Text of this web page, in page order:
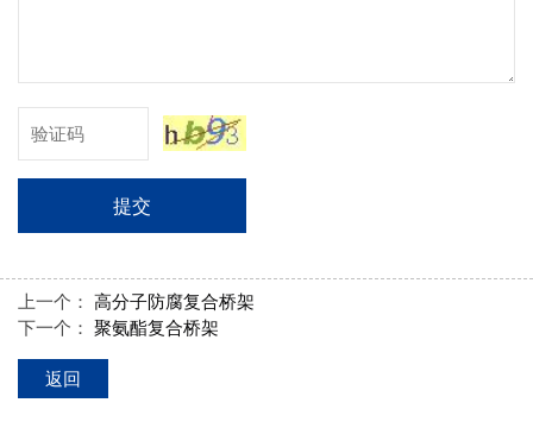
提交
上一个：高分子防腐复合桥架
下一个：聚氨酯复合桥架
返回